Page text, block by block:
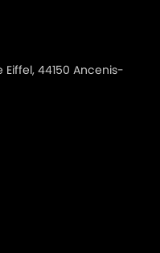
Eiffel, 44150 Ancenis-